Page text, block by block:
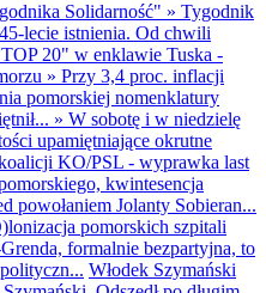
Solidarność" » Tygodnik
lecie istnienia. Od chwili
20" w enklawie Tuska -
» Przy 3,4 proc. inflacji
pomorskiej nomenklatury
» W sobotę i w niedzielę
upamiętniające okrutne
KO/PSL - wyprawka last
kwintesencja
powołaniem Jolanty Sobieran...
pomorskich szpitali
formalnie bezpartyjna, to
Włodek Szymański